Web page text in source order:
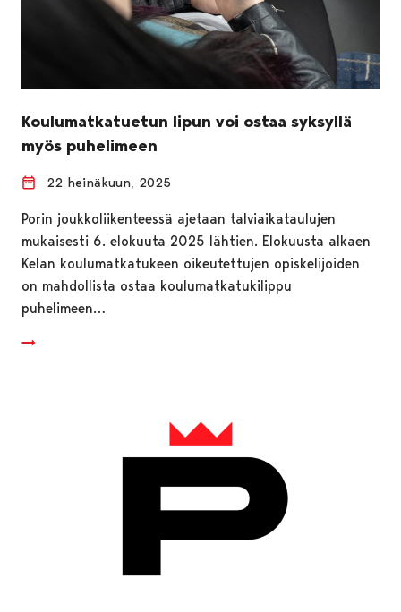
Koulumatkatuetun lipun voi ostaa syksyllä
myös puhelimeen
22 heinäkuun, 2025
Porin joukkoliikenteessä ajetaan talviaikataulujen
mukaisesti 6. elokuuta 2025 lähtien. Elokuusta alkaen
Kelan koulumatkatukeen oikeutettujen opiskelijoiden
on mahdollista ostaa koulumatkatukilippu
puhelimeen…